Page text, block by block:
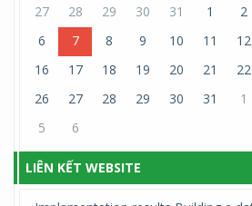
27 28 29 30 31 1 2
6
7 8 9 10 11 12
16
17 18 19 20 21 22
26
27 28 29 30 31 1
5
6
LIÊN KẾT WEBSITE